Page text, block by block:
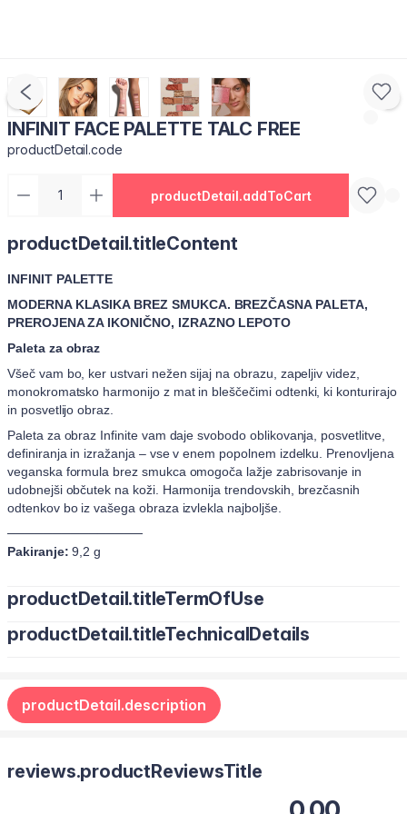
INFINIT FACE PALETTE TALC FREE
productDetail.code
productDetail.addToCart
productDetail.titleContent
INFINIT PALETTE
MODERNA KLASIKA BREZ SMUKCA. BREZČASNA PALETA,
PREROJENA ZA IKONIČNO, IZRAZNO LEPOTO
Paleta za obraz
Všeč vam bo, ker ustvari nežen sijaj na obrazu, zapeljiv videz,
monokromatsko harmonijo z mat in bleščečimi odtenki, ki konturirajo
in posvetlijo obraz.
Paleta za obraz Infinite vam daje svobodo oblikovanja, posvetlitve,
definiranja in izražanja – vse v enem popolnem izdelku. Prenovljena
veganska formula brez smukca omogoča lažje zabrisovanje in
udobnejši občutek na koži. Harmonija trendovskih, brezčasnih
odtenkov bo iz vašega obraza izvlekla najboljše.
───────────────
Pakiranje: 9,2 g
productDetail.titleTermOfUse
FARMASI predstavlja paleto za obraz INFINIT brez smukca –
posvetlitev, osvetlitev, definiranje in dvigovanje obraza.
Nova čista formula se brezhibno zlije in ponuja gladko intenzivnost
productDetail.titleTechnicalDetails
Mica, Magnesium Stearate, Polyethylene, Silica, Boron
Dipentaerythrityl Pentaisononanoate, Octyldodecanol,
Microcrystalline Wax, Dimethicone Crosspolymer, Phenyl
productDetail.description
reviews.productReviewsTitle